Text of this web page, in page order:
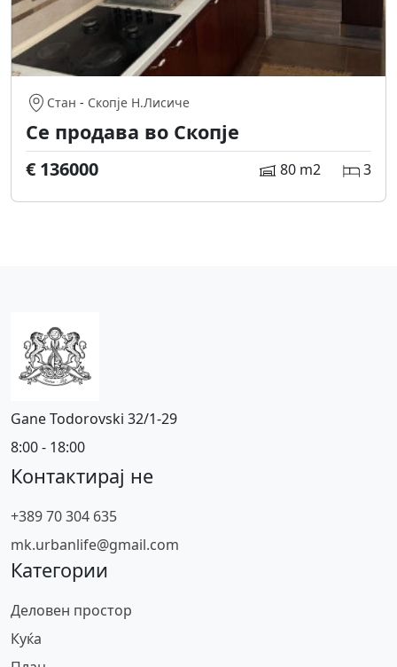
Стан - Скопје Н.Лисиче
Се продава во Скопје
€ 136000 80 m2 3
Gane Todorovski 32/1-29
8:00 - 18:00
Контактирај не
+389 70 304 635
mk.urbanlife@gmail.com
Категории
Деловен простор
Куќа